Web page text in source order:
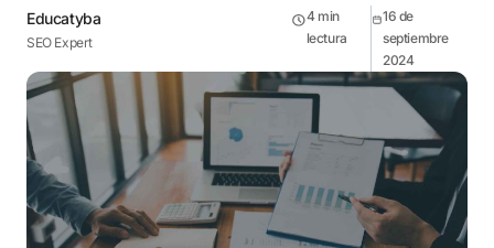
Educatyba
SEO Expert
4 min
lectura
16 de
septiembre
2024